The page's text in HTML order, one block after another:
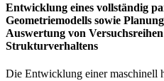
Entwicklung eines vollständig
Geometriemodells sowie
Auswertung von
Strukturverhaltens
Die Entwicklung einer maschinell